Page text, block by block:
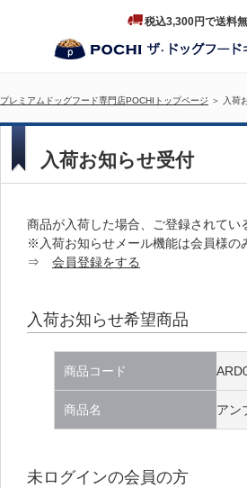
税込3,300円で送料
プレミアムドッグフード専門店POCHIトップページ ＞ 入荷
入荷お知らせ受付
商品が入荷した場合、ご登録されてい
※入荷お知らせメール機能は会員様の
⇒ 会員登録をする
入荷お知らせ希望商品
商品コード
商品名 アン
未ログインの会員の方